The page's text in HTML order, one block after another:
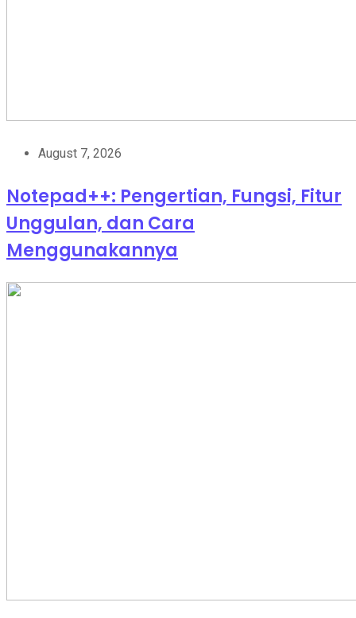
August 7, 2026
Notepad++: Pengertian, Fungsi, Fitur
Unggulan, dan Cara
Menggunakannya